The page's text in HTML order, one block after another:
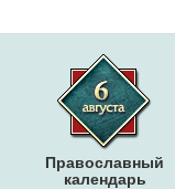
Православный
календарь